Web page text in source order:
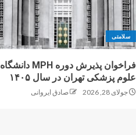
سلامتی
فراخوان پذیرش دوره MPH دانشگاه
علوم پزشکی تهران در سال ۱۴۰۵
جولای 28, 2026 صادق ایروانی